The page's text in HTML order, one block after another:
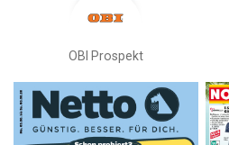
OBI Prospekt